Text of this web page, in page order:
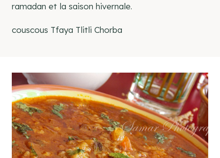
ramadan et la saison hivernale.
couscous Tfaya Tlitli Chorba